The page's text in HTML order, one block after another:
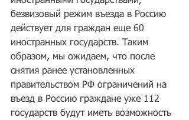
безвизовый режим въезда в Россию
действует для граждан еще 60
иностранных государств. Таким
образом, мы ожидаем, что после
снятия ранее установленных
правительством РФ ограничений на
въезд в Россию граждане уже 112
государств будут иметь возможность